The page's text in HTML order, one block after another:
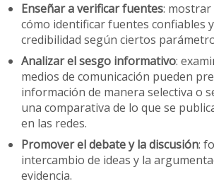
Enseñar a verificar fuentes: mostrar
cómo identificar fuentes confiables
credibilidad según ciertos
Analizar el sesgo informativo:
medios de comunicación pueden
información de manera selectiva o
una comparativa de lo que se
en las redes.
Promover el debate y la discusión:
intercambio de ideas y la
evidencia.